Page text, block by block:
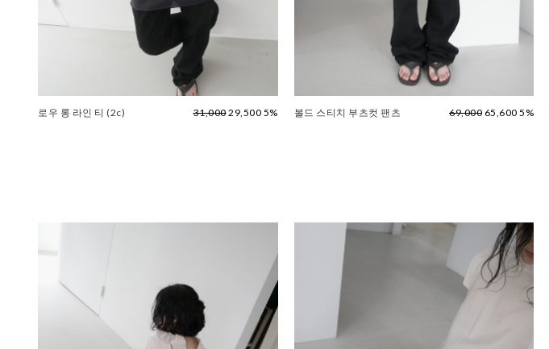
로우 롱 라인 티 (2c) 31,00029,500 5% 볼드 스티치 부츠컷 팬츠 69,000 65,600 5%